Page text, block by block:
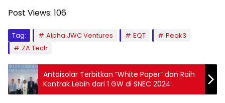
Post Views: 106
Tag: Alpha JWC Ventures EQT
Peak3
ZA Tech
Antaisolar Terbitkan “White Paper” dan Raih
Kontrak Lebih dari 1 GW di SNEC 2024